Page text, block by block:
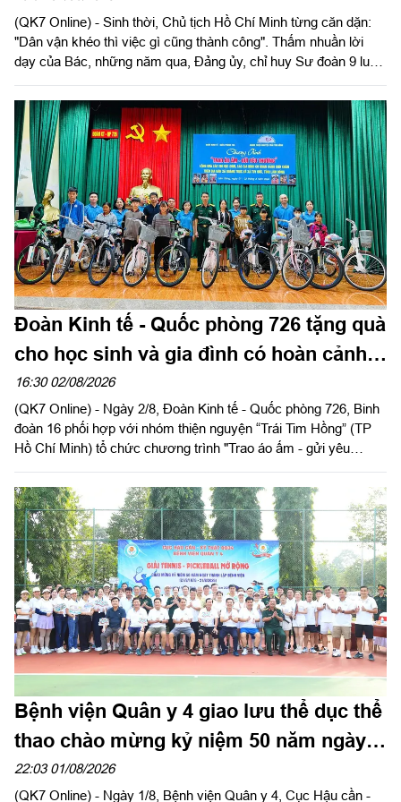
(QK7 Online) - Sinh thời, Chủ tịch Hồ Chí Minh từng căn dặn:
"Dân vận khéo thì việc gì cũng thành công". Thấm nhuần lời
dạy của Bác, những năm qua, Đảng ủy, chỉ huy Sư đoàn 9 luôn
trị quan trọng, góp phần tăng cường mối quan hệ đoàn kết quân
- dân, xây dựng "thế trận lòng dân" vững chắc, tạo nền tảng để
đơn vị hoàn thành thắng lợi nhiệm vụ huấn luyện, sẵn sàng
chiến đấu và xây dựng địa bàn an toàn.
Đoàn Kinh tế - Quốc phòng 726 tặng quà
cho học sinh và gia đình có hoàn cảnh
khó khăn
16:30 02/08/2026
(QK7 Online) - Ngày 2/8, Đoàn Kinh tế - Quốc phòng 726, Binh
đoàn 16 phối hợp với nhóm thiện nguyện “Trái Tim Hồng” (TP
Hồ Chí Minh) tổ chức chương trình "Trao áo ấm - gửi yêu
các gia đình có hoàn cảnh khó khăn trên địa bàn hai xã Tuy
Đức và Quảng Trực, tỉnh Lâm Đồng.
Bệnh viện Quân y 4 giao lưu thể dục thể
thao chào mừng kỷ niệm 50 năm ngày
thành lập
22:03 01/08/2026
(QK7 Online) - Ngày 1/8, Bệnh viện Quân y 4, Cục Hậu cần -